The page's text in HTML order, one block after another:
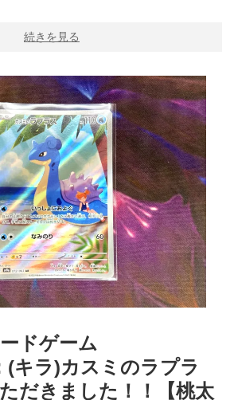
続きを見る
ードゲーム
(キラ)カスミのラプラ
だきました！！【桃太